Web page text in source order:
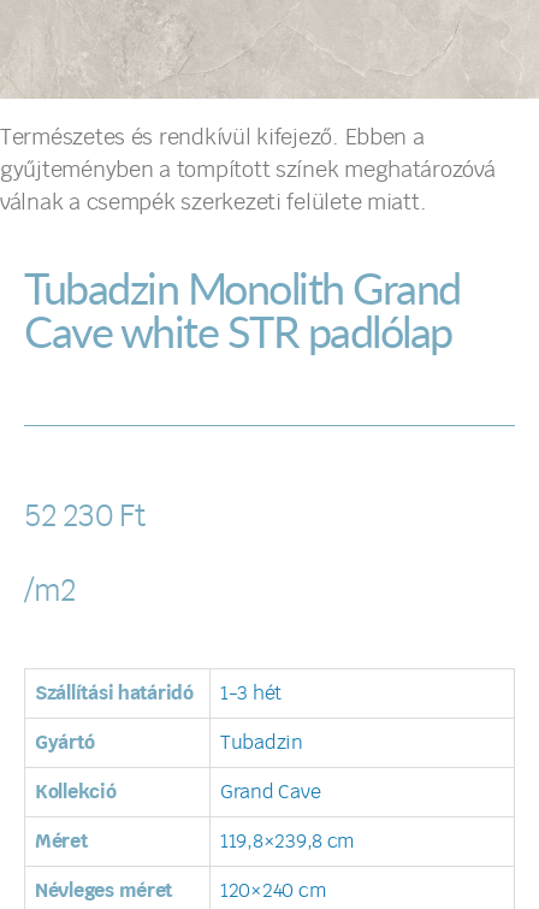
Természetes és rendkívül kifejező. Ebben a
gyűjteményben a tompított színek meghatározóvá
válnak a csempék szerkezeti felülete miatt.
Tubadzin Monolith Grand
Cave white STR padlólap
52 230 Ft
/m2
Szállítási határidó 1-3 hét
Gyártó Tubadzin
Kollekció Grand Cave
Méret 119,8×239,8 cm
Névleges méret 120×240 cm